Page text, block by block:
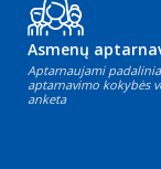
Asmenų
Aptarnaujami
aptarnavimo kokybės
anketa